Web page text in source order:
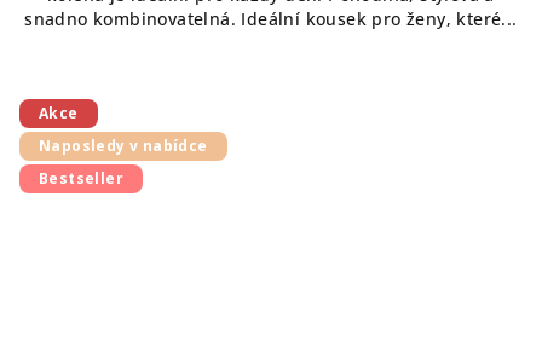
snadno kombinovatelná. Ideální kousek pro ženy, které...
Akce
Naposledy v nabídce
Bestseller